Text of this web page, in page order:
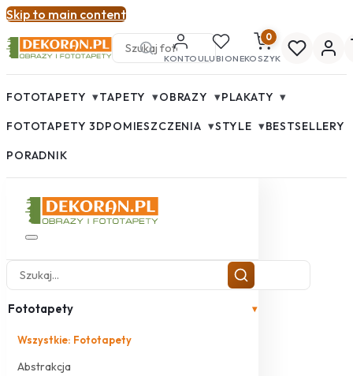
Skip to main content
KONTOULUBIONE
0
KOSZYK
FOTOTAPETY ▾TAPETY ▾OBRAZY ▾PLAKATY ▾
FOTOTAPETY 3DPOMIESZCZENIA ▾STYLE ▾BESTSELLERY
PORADNIK
Fototapety ▾
Wszystkie: Fototapety
Abstrakcja